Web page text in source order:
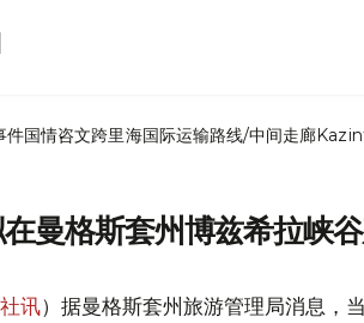
件国情咨文跨里海国际运输路线/中间走廊
曼格斯套州博兹希拉峡
讯）据曼格斯套州旅游管理局消息，